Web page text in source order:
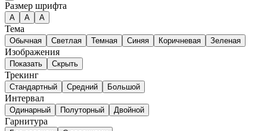
Размер шрифта
А A A
Тема
Обычная Светлая Темная Синяя Коричневая Зеленая
Изображения
Показать Скрыть
Трекинг
Стандартный Средний Большой
Интервал
Одинарный Полуторный Двойной
Гарнитура